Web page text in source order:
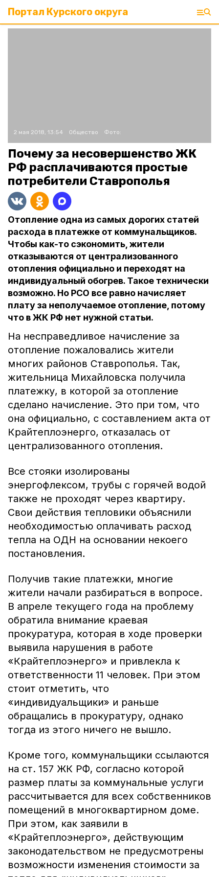
Портал Курского округа
2 мая 2018, 13:54 Общество Фото:
Почему за несовершенство ЖК
РФ расплачиваются простые
потребители Ставрополья
Отопление одна из самых дорогих статей
расхода в платежке от коммунальщиков.
Чтобы как-то сэкономить, жители
отказываются от централизованного
отопления официально и переходят на
индивидуальный обогрев. Такое технически
возможно. Но РСО все равно начисляет
плату за неполучаемое отопление, потому
что в ЖК РФ нет нужной статьи.
На несправедливое начисление за
отопление пожаловались жители
многих районов Ставрополья. Так,
жительница Михайловска получила
платежку, в которой за отопление
сделано начисление. Это при том, что
она официально, с составлением акта от
Крайтеплоэнерго, отказалась от
централизованного отопления.
Все стояки изолированы
энергофлексом, трубы с горячей водой
также не проходят через квартиру.
Свои действия тепловики объяснили
необходимостью оплачивать расход
тепла на ОДН на основании некоего
постановления.
Получив такие платежки, многие
жители начали разбираться в вопросе.
В апреле текущего года на проблему
обратила внимание краевая
прокуратура, которая в ходе проверки
выявила нарушения в работе
«Крайтеплоэнерго» и привлекла к
ответственности 11 человек. При этом
стоит отметить, что
«индивидуальщики» и раньше
обращались в прокуратуру, однако
тогда из этого ничего не вышло.
Кроме того, коммунальщики ссылаются
на ст. 157 ЖК РФ, согласно которой
размер платы за коммунальные услуги
рассчитывается для всех собственников
помещений в многоквартирном доме.
При этом, как заявили в
«Крайтеплоэнерго», действующим
законодательством не предусмотрены
возможности изменения стоимости за